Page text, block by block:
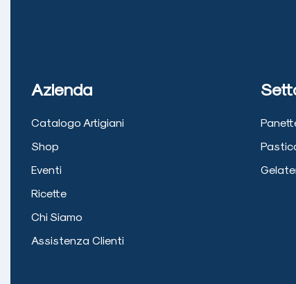
Azienda
Catalogo Artigiani
Shop
Eventi
Ricette
Chi Siamo
Assistenza Clienti